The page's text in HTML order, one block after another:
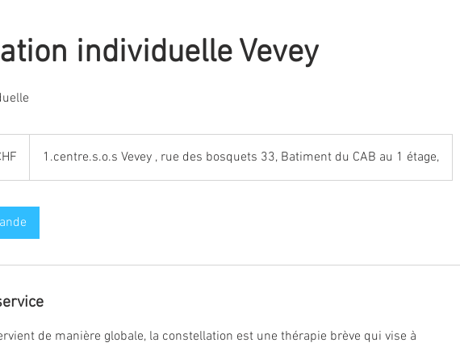
individuelle Vevey
1.centre.s.o.s Vevey , rue des bosquets 33, Batiment du CAB au 1 étage,
de manière globale, la constellation est une thérapie brève qui vise à